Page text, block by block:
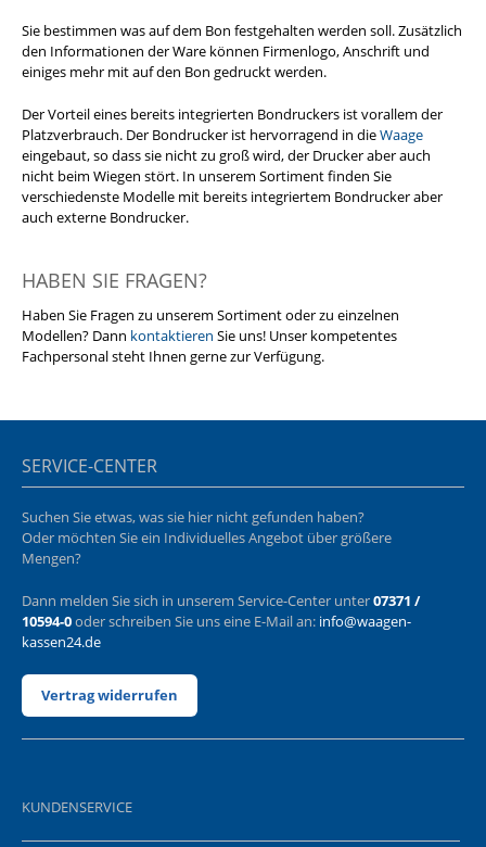
Sie bestimmen was auf dem Bon festgehalten werden soll. Zusätzlich
den Informationen der Ware können Firmenlogo, Anschrift und
einiges mehr mit auf den Bon gedruckt werden.
Der Vorteil eines bereits integrierten Bondruckers ist vorallem der
Platzverbrauch. Der Bondrucker ist hervorragend in dieWaage
eingebaut, so dass sie nicht zu groß wird, der Drucker aber auch
nicht beim Wiegen stört. In unserem Sortiment finden Sie
verschiedenste Modelle mit bereits integriertem Bondrucker aber
auch externe Bondrucker.
HABEN SIE FRAGEN?
Haben Sie Fragen zu unserem Sortiment oder zu einzelnen
Modellen? Dann kontaktieren Sie uns! Unser kompetentes
Fachpersonal steht Ihnen gerne zur Verfügung.
SERVICE-CENTER
Suchen Sie etwas, was sie hier nicht gefunden haben?
Oder möchten Sie ein Individuelles Angebot über größere
Mengen?
Dann melden Sie sich in unserem Service-Center unter07371 /
10594-0oder schreiben Sie uns eine E-Mail an: info@waagen-
kassen24.de
Vertrag widerrufen
KUNDENSERVICE